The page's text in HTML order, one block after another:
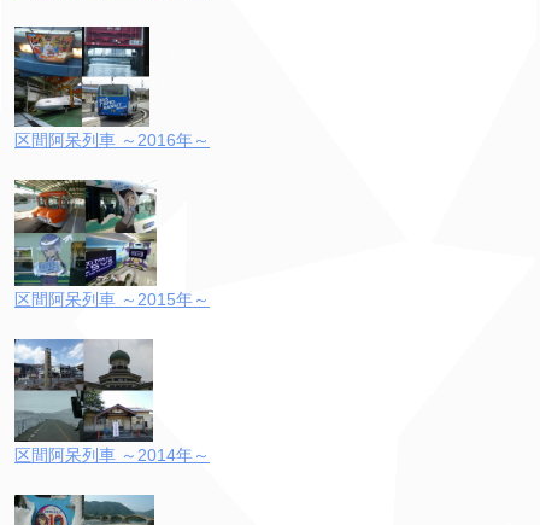
区間阿呆列車 ～2016年～
区間阿呆列車 ～2015年～
区間阿呆列車 ～2014年～